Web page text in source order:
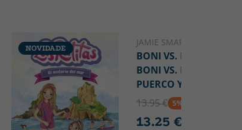
NOVIDADE NOVIDADE
JAMIE SMART
BONI VS. MONO 8.
BONI VS. MONO EN
PUERCO Y ALMA
13.95 € 5% DTO
13.25 €